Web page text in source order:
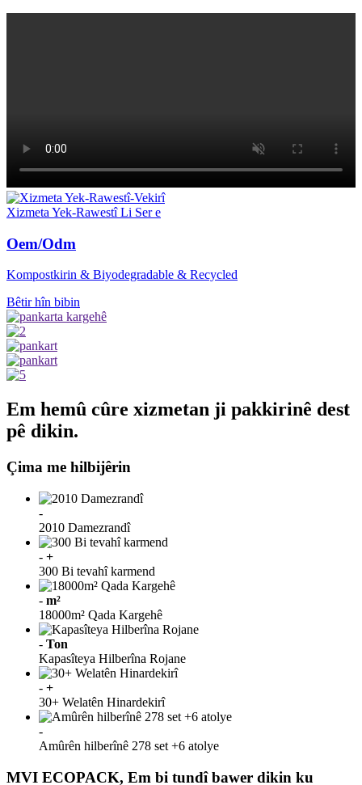
Xizmeta Yek-Rawestî Li Ser e
Oem/Odm
Kompostkirin & Biyodegradable & Recycled
Bêtir hîn bibin
Em hemû cûre xizmetan ji pakkirinê dest
pê dikin.
Çima me hilbijêrin
-
2010 Damezrandî
- +
300 Bi tevahî karmend
- m²
18000m² Qada Kargehê
- Ton
Kapasîteya Hilberîna Rojane
- +
30+ Welatên Hinardekirî
-
Amûrên hilberînê 278 set +6 atolye
MVI ECOPACK, Em bi tundî bawer dikin ku